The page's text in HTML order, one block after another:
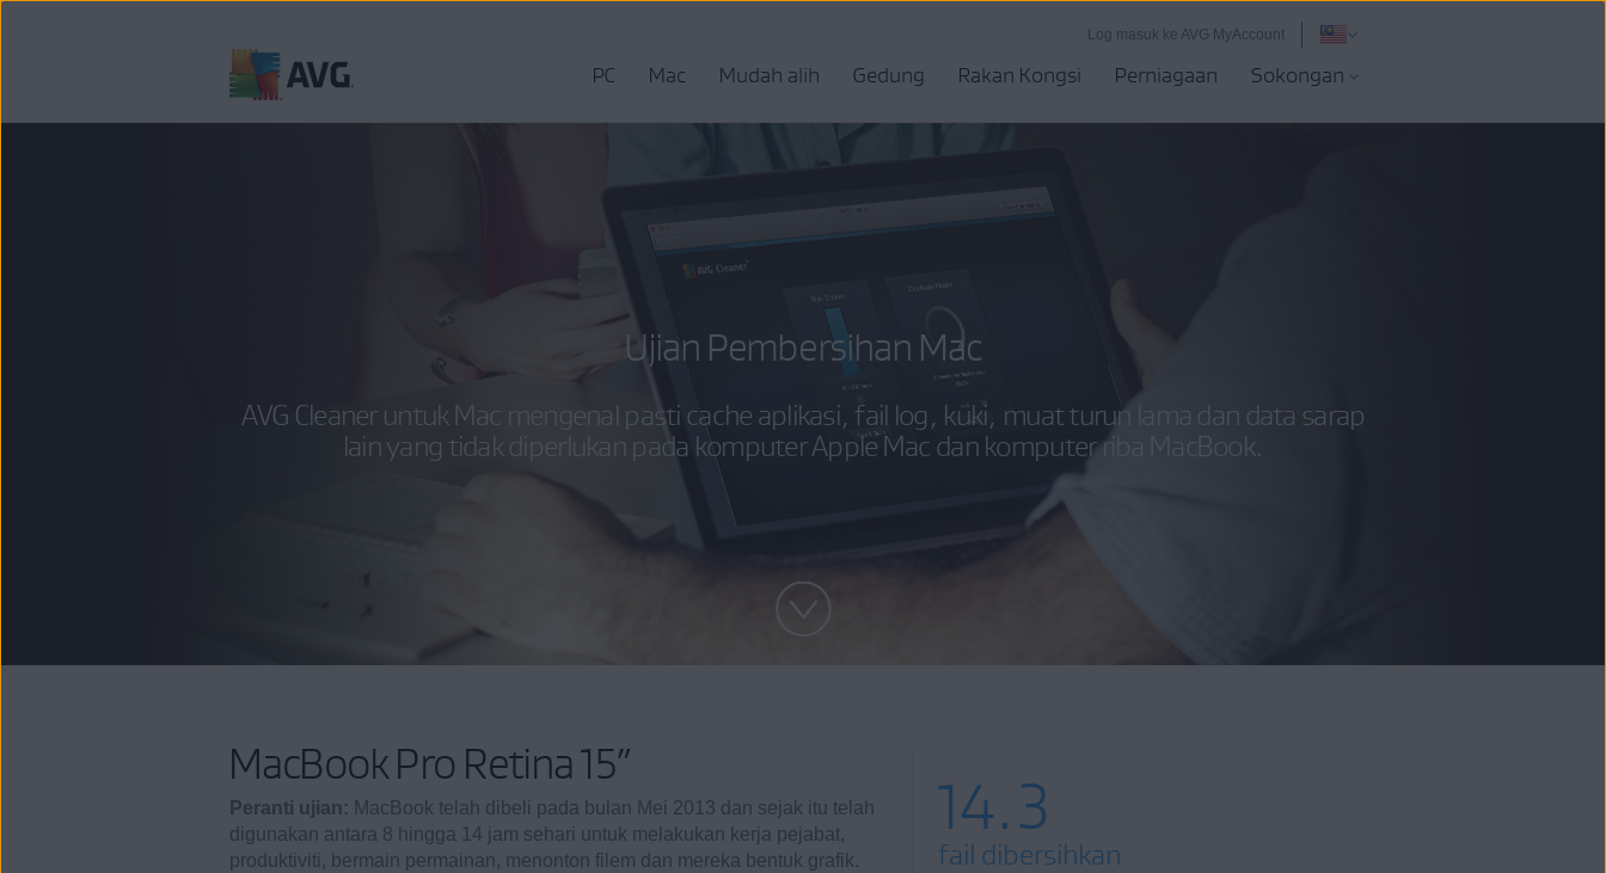
Log masuk ke AVG MyAccount
PC Mac Mudah alih Gedung Rakan Kongsi Perniagaan Sokongan
Ujian Pembersihan Mac
AVG Cleaner untuk Mac mengenal pasti cache aplikasi, fail log, kuki, muat turun lama dan data sarap
lain yang tidak diperlukan pada komputer Apple Mac dan komputer riba MacBook.
MacBook Pro Retina 15”
Peranti ujian: MacBook telah dibeli pada bulan Mei 2013 dan sejak itu telah
digunakan antara 8 hingga 14 jam sehari untuk melakukan kerja pejabat,
produktiviti, bermain permainan, menonton filem dan mereka bentuk grafik.
14.3
fail dibersihkan